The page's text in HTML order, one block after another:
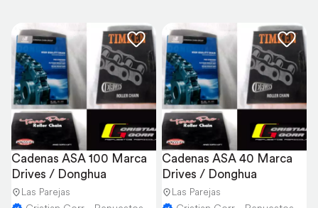
Cadenas ASA 100 Marca
Drives / Donghua
Las Parejas
Cadenas ASA 40 Marca
Drives / Donghua
Las Parejas